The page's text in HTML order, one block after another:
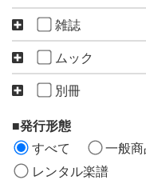
雑誌
ムック
別冊
発行形態
すべて
一般商
レンタル楽譜